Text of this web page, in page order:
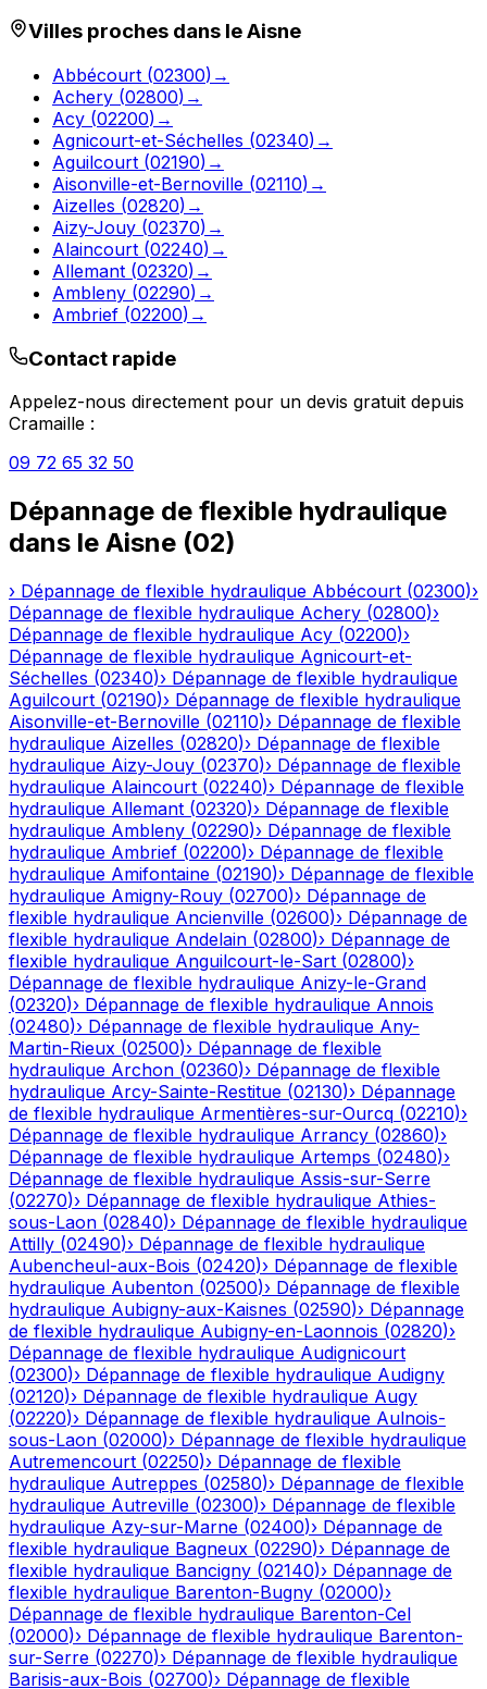
Villes proches dans leAisne
Abbécourt (02300) →
Achery (02800) →
Acy (02200) →
Agnicourt-et-Séchelles (02340) →
Aguilcourt (02190) →
Aisonville-et-Bernoville (02110) →
Aizelles (02820) →
Aizy-Jouy (02370) →
Alaincourt (02240) →
Allemant (02320) →
Ambleny (02290) →
Ambrief (02200) →
Contact rapide
Appelez-nous directement pour un devis gratuit depuis
Cramaille :
09 72 65 32 50
Dépannage de flexible hydraulique
dans le Aisne (02)
› Dépannage de flexible hydraulique Abbécourt (02300)›
Dépannage de flexible hydraulique Achery (02800)›
Dépannage de flexible hydraulique Acy (02200)›
Dépannage de flexible hydraulique Agnicourt-et-
Séchelles (02340)› Dépannage de flexible hydraulique
Aguilcourt (02190)› Dépannage de flexible hydraulique
Aisonville-et-Bernoville (02110)› Dépannage de flexible
hydraulique Aizelles (02820)› Dépannage de flexible
hydraulique Aizy-Jouy (02370)› Dépannage de flexible
hydraulique Alaincourt (02240)› Dépannage de flexible
hydraulique Allemant (02320)› Dépannage de flexible
hydraulique Ambleny (02290)› Dépannage de flexible
hydraulique Ambrief (02200)› Dépannage de flexible
hydraulique Amifontaine (02190)› Dépannage de flexible
hydraulique Amigny-Rouy (02700)› Dépannage de
flexible hydraulique Ancienville (02600)› Dépannage de
flexible hydraulique Andelain (02800)› Dépannage de
flexible hydraulique Anguilcourt-le-Sart (02800)›
Dépannage de flexible hydraulique Anizy-le-Grand
(02320)› Dépannage de flexible hydraulique Annois
(02480)› Dépannage de flexible hydraulique Any-
Martin-Rieux (02500)› Dépannage de flexible
hydraulique Archon (02360)› Dépannage de flexible
hydraulique Arcy-Sainte-Restitue (02130)› Dépannage
de flexible hydraulique Armentières-sur-Ourcq (02210)›
Dépannage de flexible hydraulique Arrancy (02860)›
Dépannage de flexible hydraulique Artemps (02480)›
Dépannage de flexible hydraulique Assis-sur-Serre
(02270)› Dépannage de flexible hydraulique Athies-
sous-Laon (02840)› Dépannage de flexible hydraulique
Attilly (02490)› Dépannage de flexible hydraulique
Aubencheul-aux-Bois (02420)› Dépannage de flexible
hydraulique Aubenton (02500)› Dépannage de flexible
hydraulique Aubigny-aux-Kaisnes (02590)› Dépannage
de flexible hydraulique Aubigny-en-Laonnois (02820)›
Dépannage de flexible hydraulique Audignicourt
(02300)› Dépannage de flexible hydraulique Audigny
(02120)› Dépannage de flexible hydraulique Augy
(02220)› Dépannage de flexible hydraulique Aulnois-
sous-Laon (02000)› Dépannage de flexible hydraulique
Autremencourt (02250)› Dépannage de flexible
hydraulique Autreppes (02580)› Dépannage de flexible
hydraulique Autreville (02300)› Dépannage de flexible
hydraulique Azy-sur-Marne (02400)› Dépannage de
flexible hydraulique Bagneux (02290)› Dépannage de
flexible hydraulique Bancigny (02140)› Dépannage de
flexible hydraulique Barenton-Bugny (02000)›
Dépannage de flexible hydraulique Barenton-Cel
(02000)› Dépannage de flexible hydraulique Barenton-
sur-Serre (02270)› Dépannage de flexible hydraulique
Barisis-aux-Bois (02700)› Dépannage de flexible